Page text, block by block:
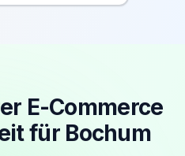
E-Commerce
für Bochum